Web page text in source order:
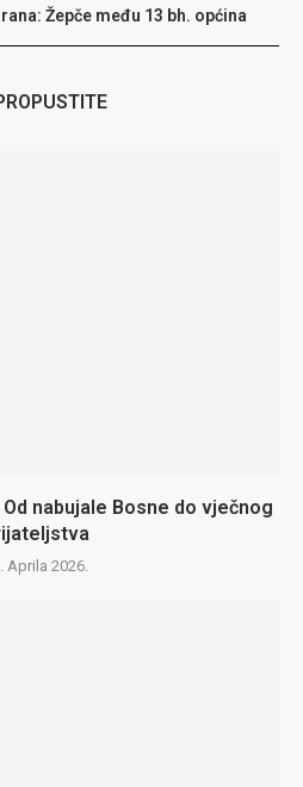
Žepče među 13 bh. općina
nabujale Bosne do vječnog
Aprila 2026.